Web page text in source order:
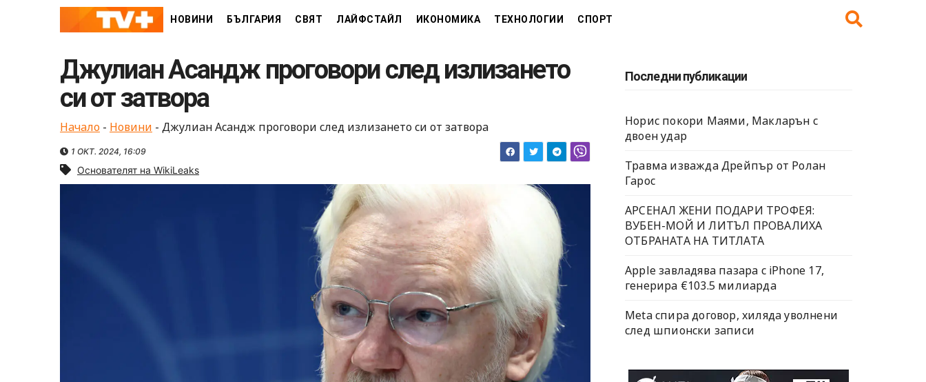
НОВИНИ БЪЛГАРИЯ СВЯТ ЛАЙФСТАЙЛ ИКОНОМИКА ТЕХНОЛОГИИ СПОРТ
Джулиан Асандж проговори след излизането
си от затвора
Начало - Новини - Джулиан Асандж проговори след излизането си от затвора
1 ОКТ. 2024, 16:09
Основателят на WikiLeaks
Последни публикации
Норис покори Маями, Макларън с
двоен удар
Травма изважда Дрейпър от Ролан
Гарос
АРСЕНАЛ ЖЕНИ ПОДАРИ ТРОФЕЯ:
ВУБЕН-МОЙ И ЛИТЪЛ ПРОВАЛИХА
ОТБРАНАТА НА ТИТЛАТА
Apple завладява пазара с iPhone 17,
генерира €103.5 милиарда
Meta спира договор, хиляда уволнени
след шпионски записи